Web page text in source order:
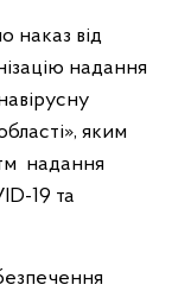
наказ від
надання
яким
надання
19 та